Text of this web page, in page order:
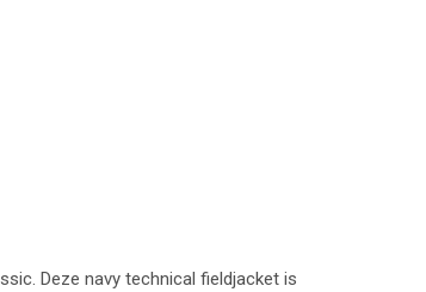
Deze navy technical fieldjacket is